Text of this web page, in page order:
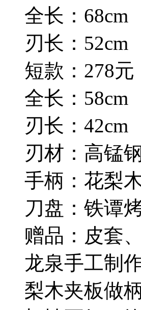
全长：68cm
刃长：52cm
短款：278元
全长：58cm
刃长：42cm
刃材：高锰
手柄：花梨
刀盘：铁谭
赠品：皮套
龙泉手工制
梨木夹板做